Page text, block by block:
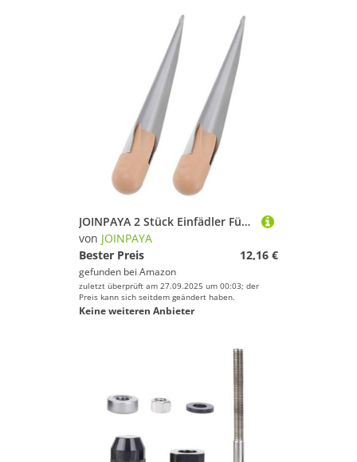
JOINPAYA 2 Stück Einfädler Für Marineseile Werkzeug Zum Einfädeln Von Schiffsseilen Nylonseilspleißen Werkzeug Zum Spleißen Drahtspleißnadel Seilspleißsporn Bootsseilspleißen Seilnadel Holz
von JOINPAYA
Bester Preis
12,16 €
gefunden bei Amazon
zuletzt überprüft am 27.09.2025 um 00:03; der
Preis kann sich seitdem geändert haben.
Keine weiteren Anbieter